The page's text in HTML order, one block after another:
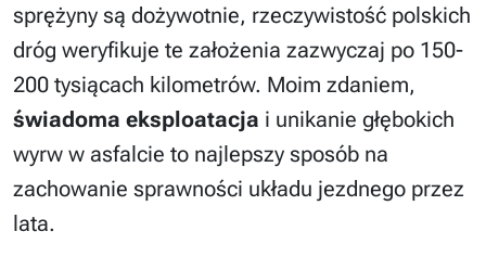
sprężyny są dożywotnie, rzeczywistość polskich
dróg weryfikuje te założenia zazwyczaj po 150-
200 tysiącach kilometrów. Moim zdaniem,
świadoma eksploatacja i unikanie głębokich
wyrw w asfalcie to najlepszy sposób na
zachowanie sprawności układu jezdnego przez
lata.